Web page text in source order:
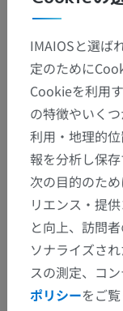
IMAIOSと選ば
定のために
Cookieを利用
の特徴やいく
利用・地理的
報を分析し保
次の目的のた
リエンス・提
と向上、訪問
ソナライズさ
スの測定、コ
ポリシーをご覧